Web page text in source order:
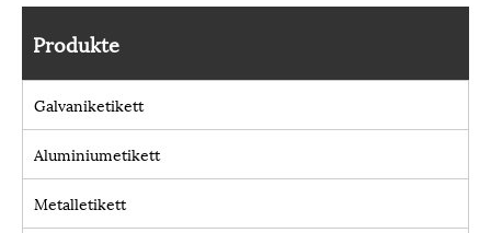
Produkte
Galvaniketikett
Aluminiumetikett
Metalletikett